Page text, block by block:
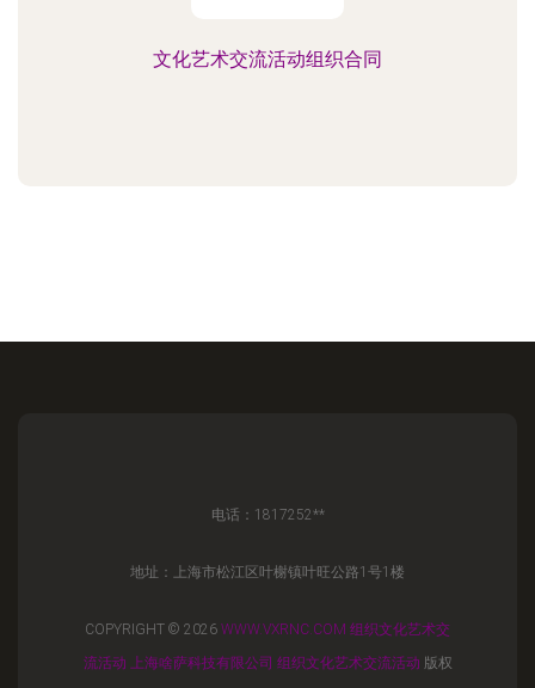
文化艺术交流活动组织合同
电话：1817252**
地址：上海市松江区叶榭镇叶旺公路1号1楼
COPYRIGHT © 2026 WWW.VXRNC.COM 组织文化艺术交
流活动
上海啥萨科技有限公司 组织文化艺术交流活动 版权